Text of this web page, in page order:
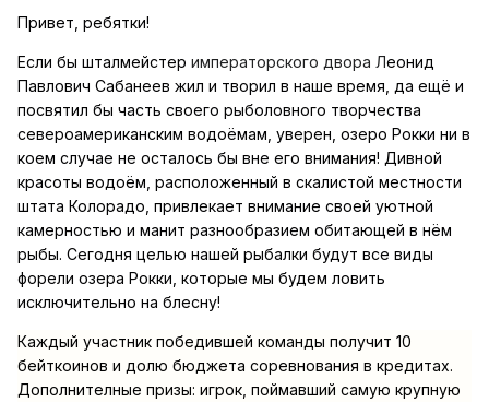
Привет, ребятки!
Если бы шталмейстер императорского двора Леонид
Павлович Сабанеев жил и творил в наше время, да ещё и
посвятил бы часть своего рыболовного творчества
североамериканским водоёмам, уверен, озеро Рокки ни в
коем случае не осталось бы вне его внимания! Дивной
красоты водоём, расположенный в скалистой местности
штата Колорадо, привлекает внимание своей уютной
камерностью и манит разнообразием обитающей в нём
рыбы. Сегодня целью нашей рыбалки будут все виды
форели озера Рокки, которые мы будем ловить
исключительно на блесну!
Каждый участник победившей команды получит 10
бейткоинов и долю бюджета соревнования в кредитах.
Дополнителные призы: игрок, поймавший самую крупную